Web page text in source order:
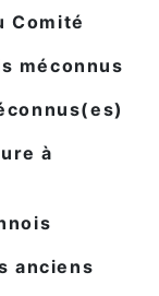
Comité
méconnus
à
anciens